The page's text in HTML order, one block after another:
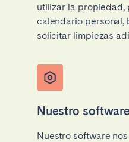
utilizar la propiedad,
calendario personal,
solicitar limpiezas
Nuestro
Nuestro software